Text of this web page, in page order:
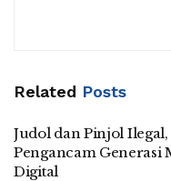
Related Posts
Judol dan Pinjol Ilegal,
Pengancam Generasi
Digital